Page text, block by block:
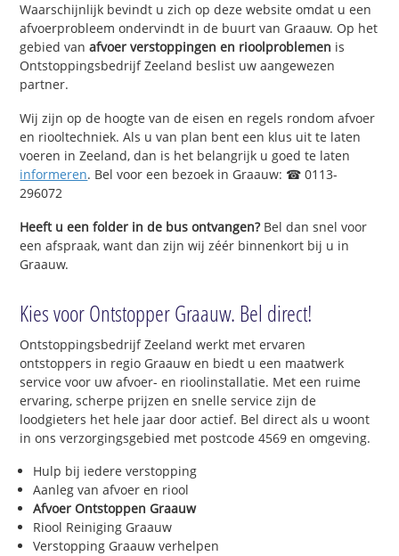
Waarschijnlijk bevindt u zich op deze website omdat u een
afvoerprobleem ondervindt in de buurt van Graauw. Op het
gebied vanafvoer verstoppingen en rioolproblemen is
Ontstoppingsbedrijf Zeeland beslist uw aangewezen
partner.
Wij zijn op de hoogte van de eisen en regels rondom afvoer
en riooltechniek. Als u van plan bent een klus uit te laten
voeren in Zeeland, dan is het belangrijk u goed te laten
informeren. Bel voor een bezoek in Graauw: ☎ 0113-
296072
Heeft u een folder in de bus ontvangen?Bel dan snel voor
een afspraak, want dan zijn wij zéér binnenkort bij u in
Graauw.
Kies voor Ontstopper Graauw. Bel direct!
Ontstoppingsbedrijf Zeeland werkt met ervaren
ontstoppers in regio Graauw en biedt u een maatwerk
service voor uw afvoer- en rioolinstallatie. Met een ruime
ervaring, scherpe prijzen en snelle service zijn de
loodgieters het hele jaar door actief. Bel direct als u woont
in ons verzorgingsgebied met postcode 4569 en omgeving.
Hulp bij iedere verstopping
Aanleg van afvoer en riool
Afvoer Ontstoppen Graauw
Riool Reiniging Graauw
Verstopping Graauw verhelpen